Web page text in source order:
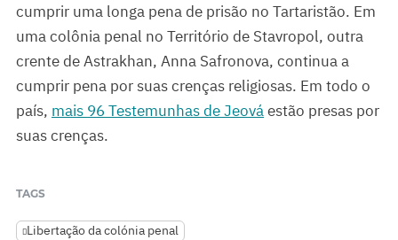
cumprir uma longa pena de prisão no Tartaristão. Em
uma colônia penal no Território de Stavropol, outra
crente de Astrakhan, Anna Safronova, continua a
cumprir pena por suas crenças religiosas. Em todo o
país, mais 96 Testemunhas de Jeováestão presas por
suas crenças.
TAGS
Libertação da colónia penal